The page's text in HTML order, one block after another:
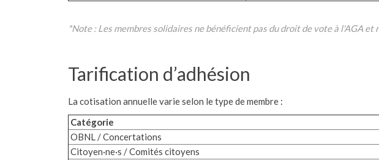
*Note : Les membres solidaires ne bénéficient pas du droit de vote à l'AGA
Tarification d’adhésion
La cotisation annuelle varie selon le type de membre :
Catégorie
OBNL / Concertations
Citoyen·ne·s / Comités citoyens